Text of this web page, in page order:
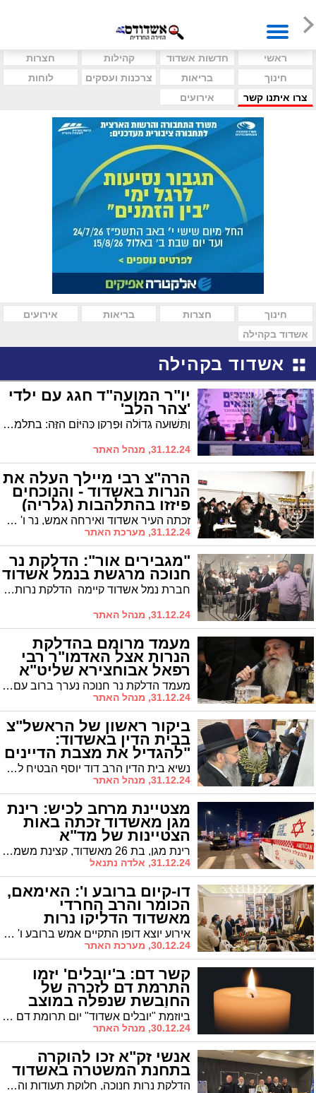
ראשי חדשות אשדוד קהילות
חצרות
חינוך
בריאות צרכנות ועסקים
לוחות
צרו איתנו קשר
אירועים
חינוך חצרות בריאות
אירועים
אשדוד בקהילה
אשדוד בקהילה
יו"ר המועה"ד חגג עם ילדי
'צהר הלב'
ןתְּשׁוּעָה גְדוֹלָה וּפֻרְקָן כְּהַיּוֹם הַזֶּה: בתלמוד תורה וישיבה של "צהר הלב" ערכו מסיבת חנוכה עם הרב עובדיה דהן יו"ר המועצה הדתית שהביא לילדים את ברכתו הנרגשת של המרא דאתרא הגר"ח פינטו שליט"א
31.12.24, מנהל האתר
הרה"צ רבי מיילך העלה את
הנרות באשדוד - והנוכחים
פיזזו בהתלהבות (גלריה)
זכתה העיר אשדוד ואירחה אמש, נר ו' דחנוכה, את הרה"צ רבי אלימלך בידרמן שליט"א שהלהיב את ציבור הנוכחים ונשא מדיברותיו בענייני אמונה וביטחון
31.12.24, מערכת האתר
"מגבירים אור": הדלקת נר
חנוכה מרגשת בנמל אשדוד
חברת נמל אשדוד קיימה הדלקת נרות של חנוכה בהשתתפות נציגי חב"ד, חברי ההנהלה, נציגי הוועדים והעובדים
31.12.24, מנהל האתר
מעמד מרומם בהדלקת
הנרות אצל האדמו"ר רבי
רפאל אבוחצירא שליט"א
מעמד הדלקת נר חנוכה נערך ברוב עם בבית המדרש משכיל לדוד
31.12.24, מנהל האתר
ביקור ראשון של הראשל"צ
בבית הדין באשדוד:
"להגדיל את מצבת הדיינים
בעיר" נשיא בית הדין הרב דוד יוסף הבטיח לסייע בזירוז מינוי דיינים חדשים להקל על העומס וכן לקדם מבנה מתאים ומכובד לבית הדין | שיבח את עבודתם המסורה של הדיינים וצוות עובדי בית הדין בשירות לאזרח
31.12.24, מנהל האתר
מצטיינת מרחב לכיש: רינת
מגן מאשדוד זכתה באות
הצטיינות של מד"א
רינת מגן, בת 26 מאשדוד, קצינת משמרת ומרכזת תחום ההדרכה והבקרה במוקד לכיש של מגן דוד אדום, זכתה בתואר העובדת המצטיינת במסגרת טקס ההצטיינות השנתי של מד"א בשיתוף ידיעות אחרונות
31.12.24, אלדה נתנאל
דו-קיום ברובע ו': האימאם,
הכומר והרב החרדי
מאשדוד הדליקו נרות
חנוכה (וידאו) אירוע יוצא דופן התקיים אמש ברובע ו' אשדוד, כאשר מנהיגי דתות שונים - אימאם מוסלמי, שייח דרוזי, מנהיג בדואי, רב יהודי וכומר נוצרי - התכנסו יחד להדלקת נרות חנוכה. "חנוכה נושא משמעות אוניברסלית החורגת מעבר לגבולות הדת היהודית", הדגישו המארחים
30.12.24, מערכת האתר
קשר דם: ב'יובלים' יזמו
התרמת דם לזכרה של
החובשת שנפלה במוצב
נחל עוז ביוזמת "יובלים אשדוד" יום תרומת דם לזכרה של שיר ביטון הי"ד אשר נרצחה במוצב נחל עוז ב- 7/10
30.12.24, מנהל האתר
אנשי זק"א זכו להוקרה
בתחנת המשטרה באשדוד
הדלקת נרות חנוכה, חלוקת תעודות והענקת דרגות למתנדבי זק"א בתחנת משטרת אשדוד